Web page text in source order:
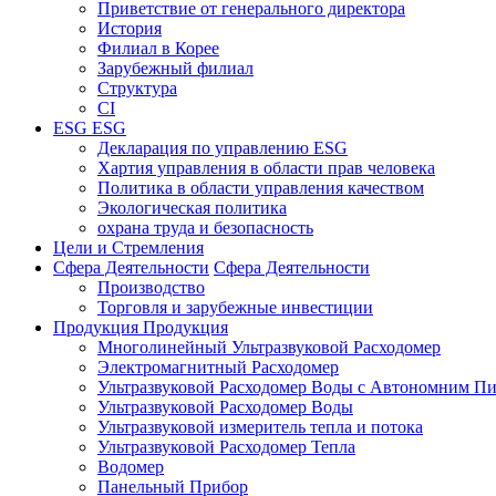
Приветствие от генерального директора
История
Филиал в Корее
Зарубежный филиал
Структура
CI
ESG ESG
Декларация по управлению ESG
Хартия управления в области прав человека
Политика в области управления качеством
Экологическая политика
охрана труда и безопасность
Цели и Стремления
Сфера Деятельности Сфера Деятельности
Производство
Торговля и зарубежные инвестиции
Продукция Продукция
Многолинейный Ультразвуковой Расходомер
Электромагнитный Расходомер
Ультразвуковой Расходомер Воды с Автономним
Ультразвуковой Расходомер Воды
Ультразвуковой измеритель тепла и потока
Ультразвуковой Расходомер Тепла
Водомер
Панельный Прибор